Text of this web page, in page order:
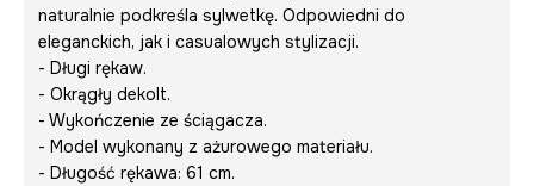
naturalnie podkreśla sylwetkę. Odpowiedni do
eleganckich, jak i casualowych stylizacji.
- Długi rękaw.
- Okrągły dekolt.
- Wykończenie ze ściągacza.
- Model wykonany z ażurowego materiału.
- Długość rękawa: 61 cm.